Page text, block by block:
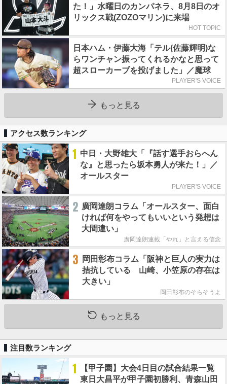
た！」水曜日のカンパネラ、8月8日のオ
リックス戦(ZOZOマリン)に来場
HOT TOPIC
日本ハム・伊藤大海「テル(佐藤輝明)な
らワンチャン振ってくれるかなと思って
超スローカーブを投げました」／魔球
PLAYER'S VOICE
もっと見る
アクセス数ランキング
1 中日・大野雄大「『話す選手おらへん
な』と思ったら坂本勇人が来た！」／
オールスター
PLAYER'S VOICE
2 廣岡達朗コラム「オールスター、面白
ければ何をやってもいいという発想は
大間違い」
廣岡達朗連載「やれ」と言える信念
3
岡田彰布コラム「阪神と巨人の実力は
拮抗している 山崎、小笠原の存在は
大きい」
岡田彰布のそらそうよ
もっと見る
注目数ランキング
1
【甲子園】大会4日目の試合結果一覧
東日大昌平が甲子園初勝利、青森山田